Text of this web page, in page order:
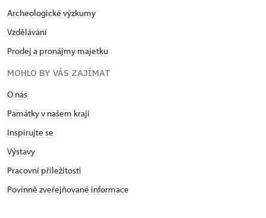
Archeologické výzkumy
Vzdělávání
Prodej a pronájmy majetku
MOHLO BY VÁS ZAJÍMAT
O nás
Památky v našem kraji
Inspirujte se
Výstavy
Pracovní příležitosti
Povinně zveřejňované informace